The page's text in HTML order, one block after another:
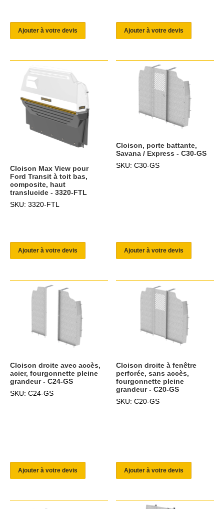
Ajouter à votre devis Ajouter à votre devis
Cloison Max View pour
Ford Transit à toit bas,
composite, haut
translucide - 3320-FTL
SKU: 3320-FTL
Ajouter à votre devis
Cloison, porte battante,
Savana / Express - C30-GS
SKU: C30-GS
Ajouter à votre devis
Cloison droite avec accès,
acier, fourgonnette pleine
grandeur - C24-GS
SKU: C24-GS
Ajouter à votre devis
Cloison droite à fenêtre
perforée, sans accès,
fourgonnette pleine
grandeur - C20-GS
SKU: C20-GS
Ajouter à votre devis